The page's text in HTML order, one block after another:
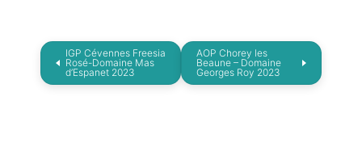
IGP Cévennes Freesia
Rosé-Domaine Mas
d’Espanet 2023
AOP Chorey les
Beaune – Domaine
Georges Roy 2023